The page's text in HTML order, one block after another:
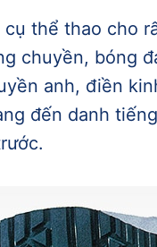
thể thao cho
chuyền, bóng
anh, điền
đến danh